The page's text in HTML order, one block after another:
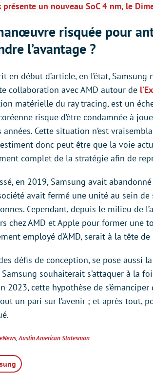
présente un nouveau SoC 4 nm, le
risquée pour
l’avantage ?
en début d’article, en l’état,
collaboration avec AMD autour de
matérielle du ray tracing, est un
risque d’être condamnée à
années. Cette situation n’est
donc peut-être que la voie
complet de la stratégie afin de
en 2019, Samsung avait
avait fermé une unité au sein
Cependant, depuis le milieu de
chez AMD et Apple pour former une
employé d’AMD, serait à la tête
défis de conception, se pose aussi
souhaiterait s’attaquer à la
2023, cette hypothèse de
un pari sur l’avenir ; et après tout,
,Austin American Statesman